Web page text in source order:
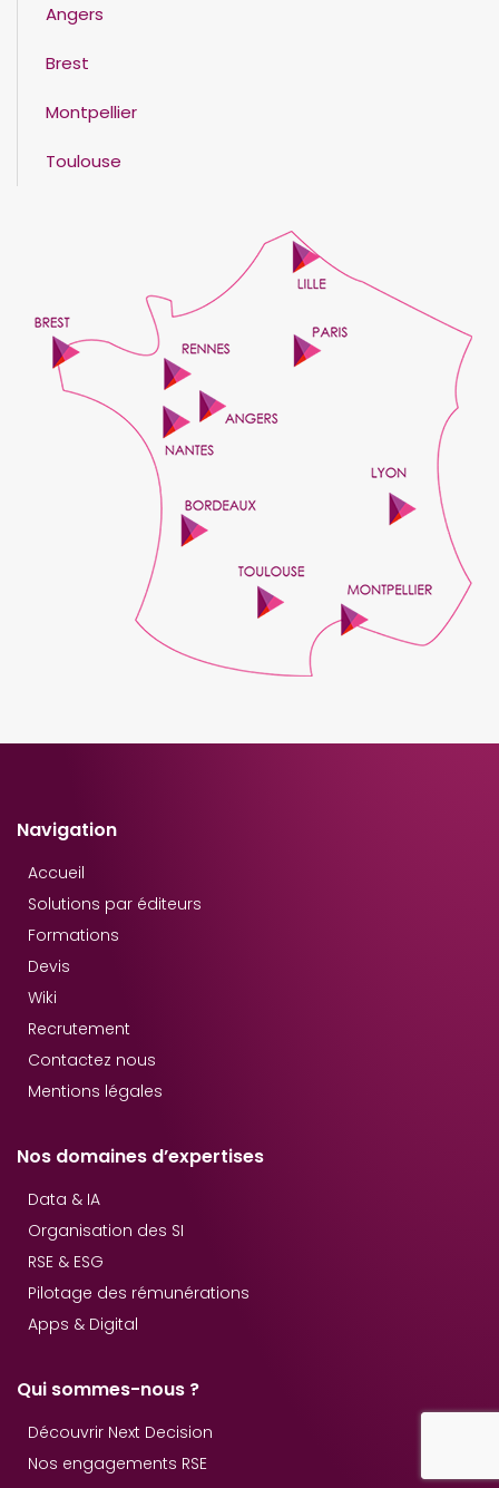
Angers
Brest
Montpellier
Toulouse
Navigation
Accueil
Solutions par éditeurs
Formations
Devis
Wiki
Recrutement
Contactez nous
Mentions légales
Nos domaines d’expertises
Data & IA
Organisation des SI
RSE & ESG
Pilotage des rémunérations
Apps & Digital
Qui sommes-nous ?
Découvrir Next Decision
Nos engagements RSE